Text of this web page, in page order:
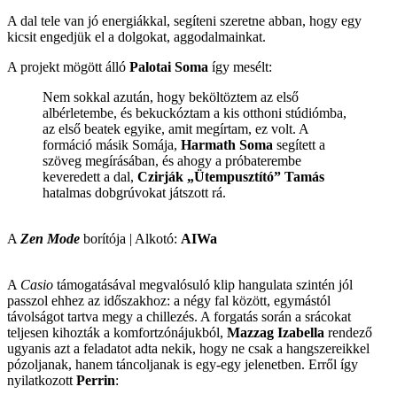
A dal tele van jó energiákkal, segíteni szeretne abban, hogy egy
kicsit engedjük el a dolgokat, aggodalmainkat.
A projekt mögött álló Palotai Soma így mesélt:
Nem sokkal azután, hogy beköltöztem az első
albérletembe, és bekuckóztam a kis otthoni stúdiómba,
az első beatek egyike, amit megírtam, ez volt. A
formáció másik Somája, Harmath Soma segített a
szöveg megírásában, és ahogy a próbaterembe
keveredett a dal, Czirják „Ütempusztító” Tamás
hatalmas dobgrúvokat játszott rá.
AZen Mode borítója | Alkotó: AIWa
A Casio támogatásával megvalósuló klip hangulata szintén jól
passzol ehhez az időszakhoz: a négy fal között, egymástól
távolságot tartva megy a chillezés. A forgatás során a srácokat
teljesen kihozták a komfortzónájukból, Mazzag Izabella rendező
ugyanis azt a feladatot adta nekik, hogy ne csak a hangszereikkel
pózoljanak, hanem táncoljanak is egy-egy jelenetben. Erről így
nyilatkozottPerrin: